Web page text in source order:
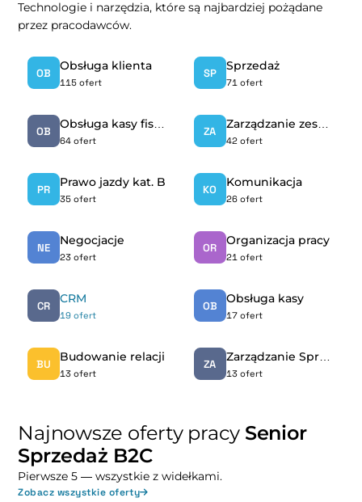
Technologie i narzędzia, które są najbardziej pożądane
przez pracodawców.
OB
Obsługa klienta
115 ofert
SP
Sprzedaż
71 ofert
OB
64 ofert
ZA
42 ofert
PR
Prawo jazdy kat. B
35 ofert
KO
Komunikacja
26 ofert
NE
Negocjacje
23 ofert
OR
Organizacja pracy
21 ofert
CR
CRM
19 ofert
OB
Obsługa kasy
17 ofert
BU
Budowanie relacji
13 ofert
ZA
13 ofert
Najnowsze oferty pracy Senior
Sprzedaż B2C
Pierwsze 5 — wszystkie z widełkami.
Zobacz wszystkie oferty